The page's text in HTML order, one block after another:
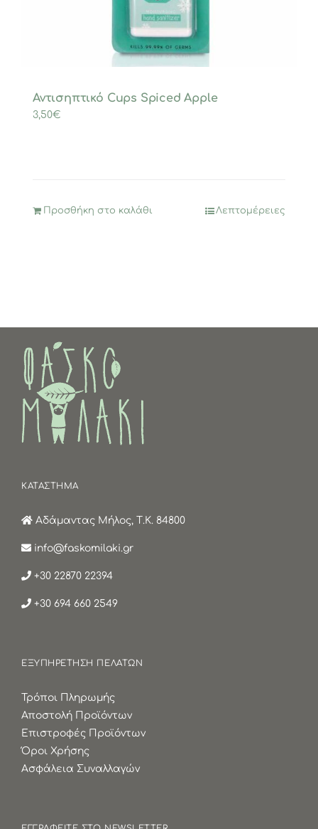
Αντισηπτικό Cups Spiced Apple
3,50€
Προσθήκη στο καλάθι Λεπτομέρειες
ΚΑΤΑΣΤΗΜΑ
Αδάμαντας Μήλος, Τ.Κ. 84800
info@faskomilaki.gr
+30 22870 22394
+30 694 660 2549
ΕΞΥΠΗΡΕΤΗΣΗ ΠΕΛΑΤΩΝ
Τρόποι Πληρωμής
Αποστολή Προϊόντων
Επιστροφές Προϊόντων
Όροι Χρήσης
Ασφάλεια Συναλλαγών